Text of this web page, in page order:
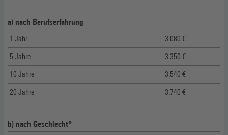
a) nach Berufserfahrung
1 Jahr 3.080 €
5 Jahre 3.350 €
10 Jahre 3.540 €
20 Jahre 3.740 €
b) nach Geschlecht*